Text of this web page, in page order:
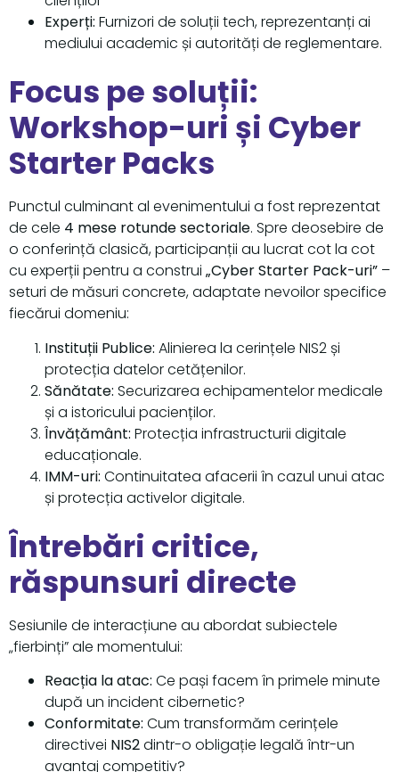
Experți: Furnizori de soluții tech, reprezentanți ai
mediului academic și autorități de reglementare.
Focus pe soluții:
Workshop-uri și Cyber
Starter Packs
Punctul culminant al evenimentului a fost reprezentat
de cele 4 mese rotunde sectoriale. Spre deosebire de
o conferință clasică, participanții au lucrat cot la cot
cu experții pentru a construi „Cyber Starter Pack-uri” –
seturi de măsuri concrete, adaptate nevoilor specifice
fiecărui domeniu:
Instituții Publice: Alinierea la cerințele NIS2 și
protecția datelor cetățenilor.
Sănătate: Securizarea echipamentelor medicale
și a istoricului pacienților.
Învățământ: Protecția infrastructurii digitale
educaționale.
IMM-uri: Continuitatea afacerii în cazul unui atac
și protecția activelor digitale.
Întrebări critice,
răspunsuri directe
Sesiunile de interacțiune au abordat subiectele
„fierbinți” ale momentului:
Reacția la atac: Ce pași facem în primele minute
după un incident cibernetic?
Conformitate: Cum transformăm cerințele
directivei NIS2dintr-o obligație legală într-un
avantaj competitiv?